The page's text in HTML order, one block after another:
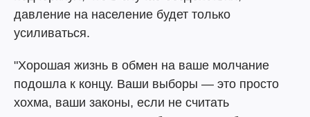
давление на население будет только
усиливаться.
"Хорошая жизнь в обмен на ваше молчание
подошла к концу. Ваши выборы — это просто
хохма, ваши законы, если не считать